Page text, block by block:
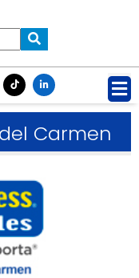
Carmen